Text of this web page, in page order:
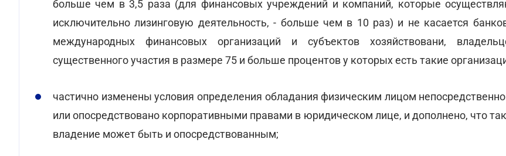
больше чем в 3,5 раза (для финансовых учреждений и компаний, которые
исключительно лизинговую деятельность, - больше чем в 10 раз) и не касается
международных финансовых организаций и субъектов хозяйствовани,
существенного участия в размере 75 и больше процентов у которых есть такие
частично изменены условия определения обладания физическим лицом
или опосредствовано корпоративными правами в юридическом лице, и дополнено, что
владение может быть и опосредствованным;